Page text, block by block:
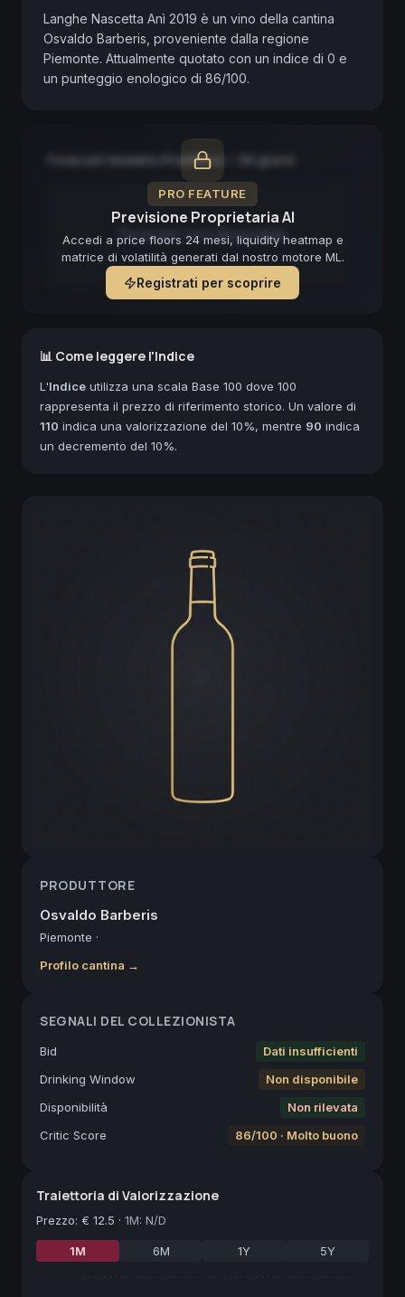
Langhe Nascetta Anì 2019 è un vino della cantina
Osvaldo Barberis, proveniente dalla regione
Piemonte. Attualmente quotato con un indice di 0 e
un punteggio enologico di 86/100.
PRO FEATURE
Previsione Proprietaria AI
Accedi a price floors 24 mesi, liquidity heatmap e
matrice di volatilità generati dal nostro motore ML.
Registrati per scoprire
Forecast Modello Predittivo — 90 giorni
Forecast non disponibile
📊 Come leggere l'Indice
L'Indice utilizza una scala Base 100 dove 100
rappresenta il prezzo di riferimento storico. Un valore di
110 indica una valorizzazione del 10%, mentre 90 indica
un decremento del 10%.
PRODUTTORE
Osvaldo Barberis
Piemonte ·
Profilo cantina →
SEGNALI DEL COLLEZIONISTA
Bid
Dati insufficienti
Drinking Window
Non disponibile
Disponibilità
Non rilevata
Critic Score
86/100 · Molto buono
Traiettoria di Valorizzazione
Prezzo: € 12.5 · 1M: N/D
1M 6M 1Y 5Y